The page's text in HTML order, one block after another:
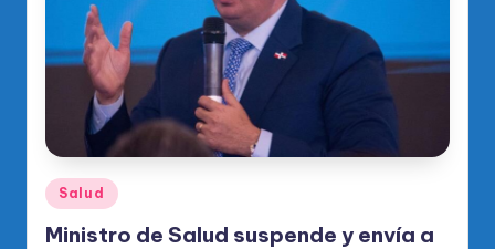
Publicado
en
Salud
Ministro de Salud suspende y envía a